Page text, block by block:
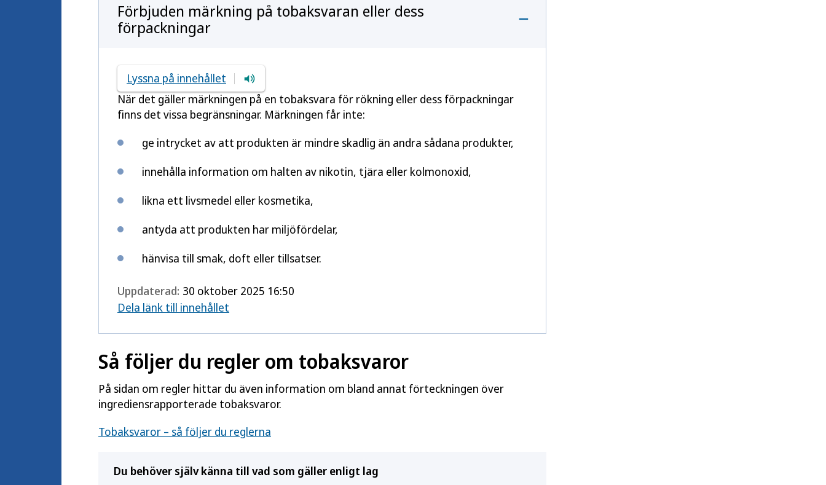
Förbjuden märkning på tobaksvaran eller dess
förpackningar
Lyssna på innehållet
När det gäller märkningen på en tobaksvara för rökning eller dess förpackningar
finns det vissa begränsningar. Märkningen får inte:
ge intrycket av att produkten är mindre skadlig än andra sådana produkter,
innehålla information om halten av nikotin, tjära eller kolmonoxid,
likna ett livsmedel eller kosmetika,
antyda att produkten har miljöfördelar,
hänvisa till smak, doft eller tillsatser.
Uppdaterad: 30 oktober 2025 16:50
Dela länk till innehållet
Så följer du regler om tobaksvaror
På sidan om regler hittar du även information om bland annat förteckningen över
ingrediensrapporterade tobaksvaror.
Tobaksvaror – så följer du reglerna
Du behöver själv känna till vad som gäller enligt lag